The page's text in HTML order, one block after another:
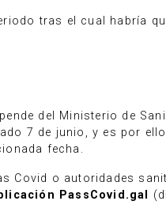
tras el cual habría
del Ministerio de
7 de junio, y es por
fecha.
Covid o autoridades
PassCovid.gal